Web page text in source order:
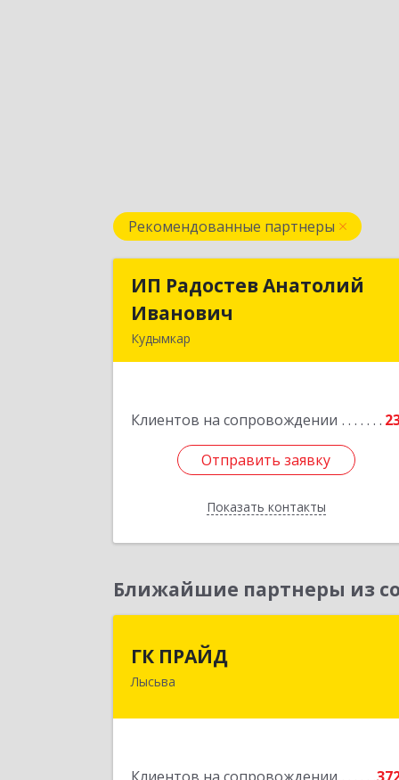
Рекомендованные партнеры
ИП Радостев Анатолий
Иванович
Кудымкар
Клиентов на сопровождении
Отправить заявку
Показать контакты
ИП Радостев Анатолий
Отправить заявку
Назад
Ближайшие партнеры из
ГК ПРАЙД
Лысьва618909, Пермский край, Лысьва г,